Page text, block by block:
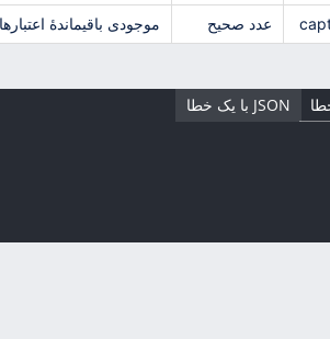
عدد صحیح موجودی باقیماندۀ
JSON با یک خطا